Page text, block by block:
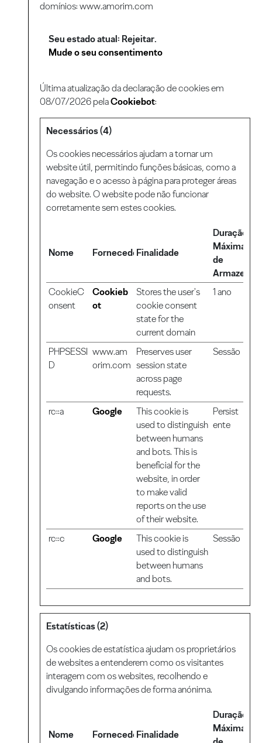
domínios: www.amorim.com
Seu estado atual: Rejeitar.
Mude o seu consentimento
Última atualização da declaração de cookies em
08/07/2026 pelaCookiebot:
Necessários (4)
Os cookies necessários ajudam a tornar um
website útil, permitindo funções básicas, como a
navegação e o acesso à página para proteger áreas
do website. O website pode não funcionar
corretamente sem estes cookies.
Nome FornecedorFinalidade
Duração
Máxima
de
CookieC
onsent
Cookieb
ot
Stores the user's
cookie consent
state for the
current domain
1 ano
PHPSESSI
D
www.am
orim.com
Preserves user
session state
across page
requests.
Sessão
rc::a Google
This cookie is
used to distinguish
between humans
and bots. This is
beneficial for the
website, in order
to make valid
reports on the use
of their website.
Persist
ente
rc::c Google
This cookie is
used to distinguish
between humans
and bots.
Sessão
Estatísticas (2)
Os cookies de estatística ajudam os proprietários
de websites a entenderem como os visitantes
interagem com os websites, recolhendo e
divulgando informações de forma anónima.
Nome FornecedorFinalidade
Duração
Máxima